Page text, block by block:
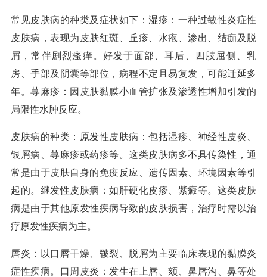
常见皮肤病的种类及症状如下：湿疹：一种过敏性炎症性
皮肤病，表现为皮肤红斑、丘疹、水疱、渗出、结痂及脱
屑，常伴剧烈瘙痒。好发于面部、耳后、四肢屈侧、乳
房、手部及阴囊等部位，病程不定且易复发，可能迁延多
年。荨麻疹：因皮肤黏膜小血管扩张及渗透性增加引发的
局限性水肿反应。
皮肤病的种类：原发性皮肤病：包括湿疹、神经性皮炎、
银屑病、荨麻疹或药疹等。这类皮肤病多不具传染性，通
常是由于皮肤自身的免疫反应、遗传因素、环境因素等引
起的。继发性皮肤病：如肝硬化皮疹、紫癜等。这类皮肤
病是由于其他原发性疾病导致的皮肤损害，治疗时需以治
疗原发性疾病为主。
唇炎：以口唇干燥、皲裂、脱屑为主要临床表现的黏膜炎
症性疾病。口周皮炎：发生在上唇、颏、鼻唇沟、鼻等处